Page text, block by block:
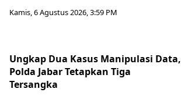
Kamis, 6 Agustus 2026, 3:59 PM
Ungkap Dua Kasus Manipulasi Data,
Polda Jabar Tetapkan Tiga
Tersangka